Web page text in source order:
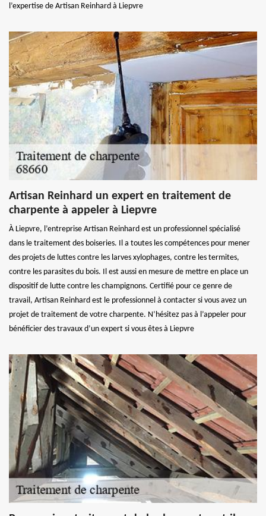
l’expertise de Artisan Reinhard à Liepvre
Artisan Reinhard un expert en traitement de
charpente à appeler à Liepvre
À Liepvre, l’entreprise Artisan Reinhard est un professionnel spécialisé
dans le traitement des boiseries. Il a toutes les compétences pour mener
des projets de luttes contre les larves xylophages, contre les termites,
contre les parasites du bois. Il est aussi en mesure de mettre en place un
dispositif de lutte contre les champignons. Certifié pour ce genre de
travail, Artisan Reinhard est le professionnel à contacter si vous avez un
projet de traitement de votre charpente. N’hésitez pas à l’appeler pour
bénéficier des travaux d’un expert si vous êtes à Liepvre